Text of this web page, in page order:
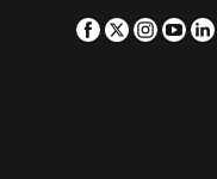
Facebook
Twitter